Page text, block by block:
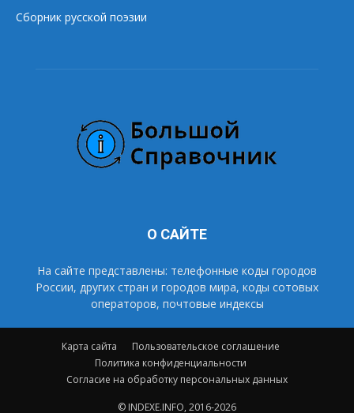
Сборник русской поэзии
О САЙТЕ
На сайте представлены: телефонные коды городов
России, других стран и городов мира, коды сотовых
операторов, почтовые индексы
Карта сайта
Пользовательское соглашение
Политика конфиденциальности
Согласие на обработку персональных данных
© INDEXE.INFO, 2016-2026